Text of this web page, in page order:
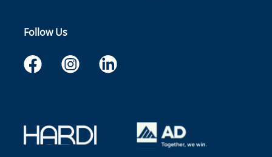
Follow Us